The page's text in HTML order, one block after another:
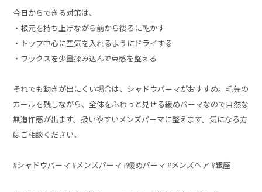
今日からできる対策は、
・根元を持ち上げながら前から後ろに乾かす
・トップ中心に空気を入れるようにドライする
・ワックスを少量揉み込んで束感を整える
それでも動きが出にくい場合は、シャドウパーマがおすすめ。毛先の
カールを残しながら、全体をふわっと見せる緩めパーマなので自然な
無造作感が出ます。扱いやすいメンズパーマに整えます。気になる方
はご相談ください。
#シャドウパーマ #メンズパーマ #緩めパーマ #メンズヘア #銀座